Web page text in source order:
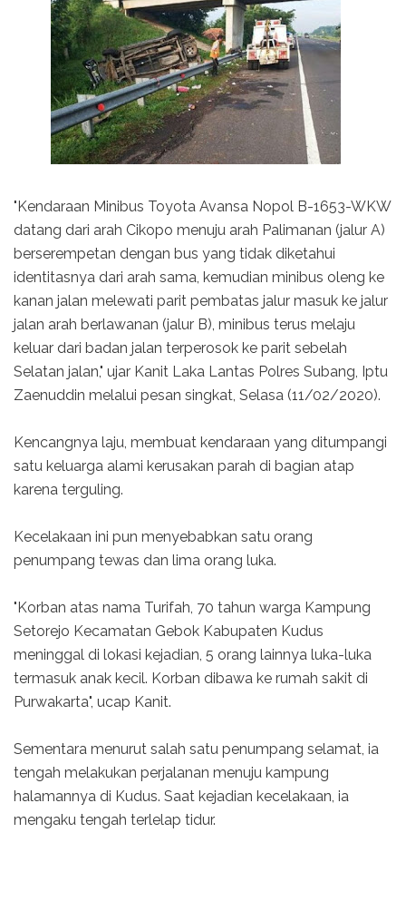
"Kendaraan Minibus Toyota Avansa Nopol B-1653-WKW
datang dari arah Cikopo menuju arah Palimanan (jalur A)
berserempetan dengan bus yang tidak diketahui
identitasnya dari arah sama, kemudian minibus oleng ke
kanan jalan melewati parit pembatas jalur masuk ke jalur
jalan arah berlawanan (jalur B), minibus terus melaju
keluar dari badan jalan terperosok ke parit sebelah
Selatan jalan," ujar Kanit Laka Lantas Polres Subang, Iptu
Zaenuddin melalui pesan singkat, Selasa (11/02/2020).
Kencangnya laju, membuat kendaraan yang ditumpangi
satu keluarga alami kerusakan parah di bagian atap
karena terguling.
Kecelakaan ini pun menyebabkan satu orang
penumpang tewas dan lima orang luka.
"Korban atas nama Turifah, 70 tahun warga Kampung
Setorejo Kecamatan Gebok Kabupaten Kudus
meninggal di lokasi kejadian, 5 orang lainnya luka-luka
termasuk anak kecil. Korban dibawa ke rumah sakit di
Purwakarta", ucap Kanit.
Sementara menurut salah satu penumpang selamat, ia
tengah melakukan perjalanan menuju kampung
halamannya di Kudus. Saat kejadian kecelakaan, ia
mengaku tengah terlelap tidur.